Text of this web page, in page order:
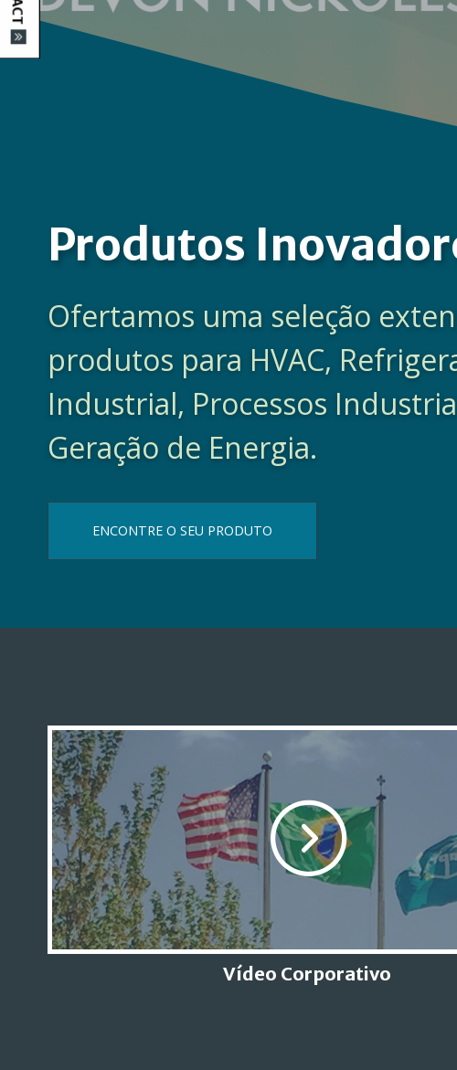
Produtos
Ofertamos uma seleção
produtos para HVAC,
Industrial, Processos
Geração de Energia.
ENCONTRE O SEU PRODUTO
Vídeo Corporativo